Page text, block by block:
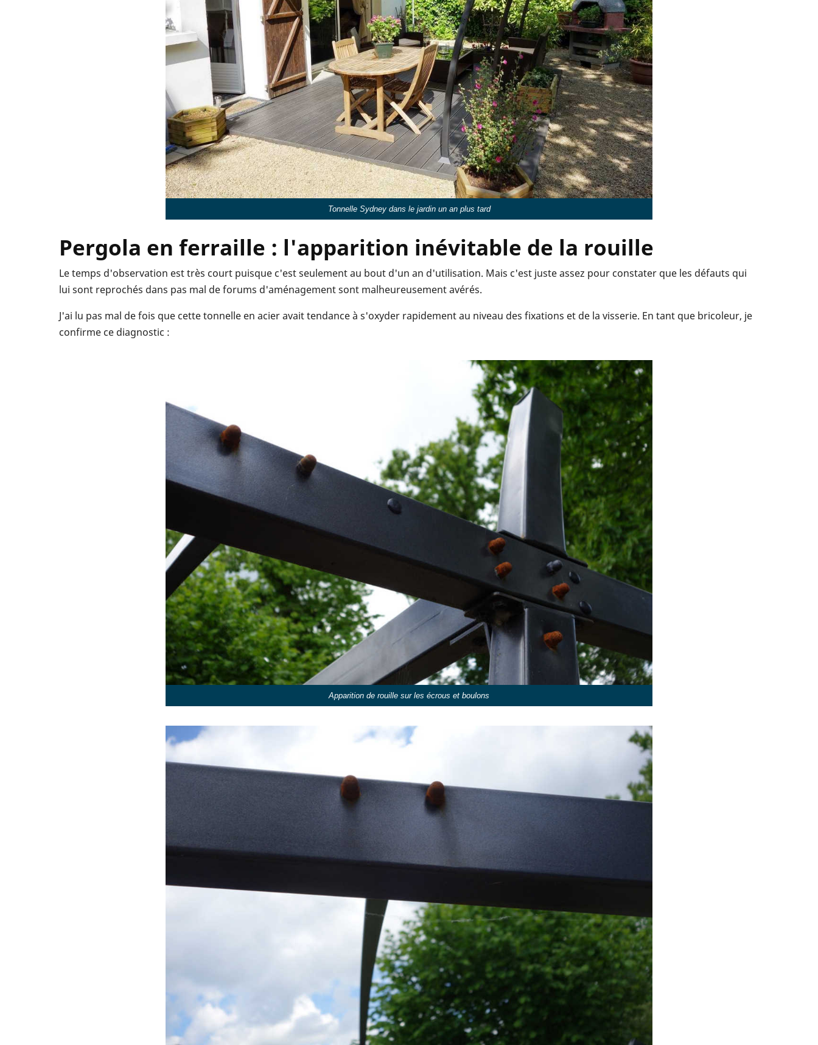
Tonnelle Sydney dans le jardin un an plus tard
Pergola en ferraille : l'apparition inévitable de la rouille
Le temps d'observation est très court puisque c'est seulement au bout d'un an d'utilisation. Mais c'est juste assez pour constater que les défauts qui
lui sont reprochés dans pas mal de forums d'aménagement sont malheureusement avérés.
J'ai lu pas mal de fois que cette tonnelle en acier avait tendance à s'oxyder rapidement au niveau des fixations et de la visserie. En tant que bricoleur, je
confirme ce diagnostic :
Apparition de rouille sur les écrous et boulons